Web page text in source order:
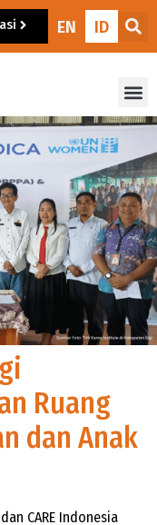
EN ID
Ruang
dan Anak
CARE Indonesia